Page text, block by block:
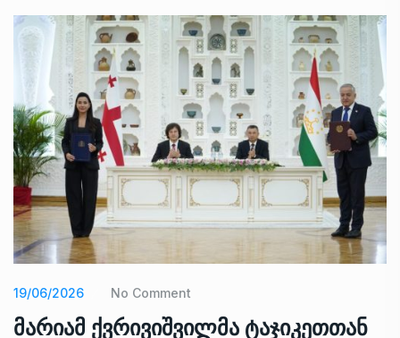
19/06/2026 No Comment
მარიამ ქვრივიშვილმა ტაჯიკეთთან